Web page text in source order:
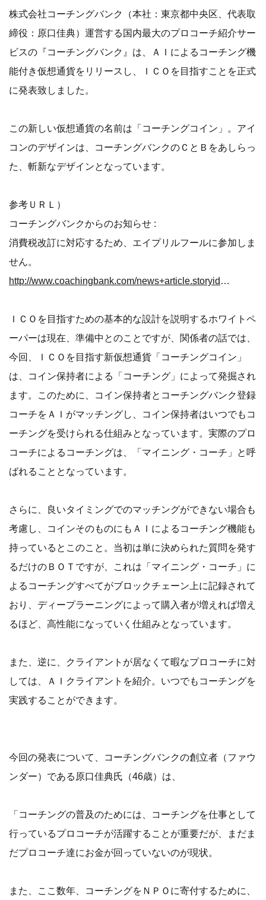
株式会社コーチングバンク（本社：東京都中央区、代表取
締役：原口佳典）運営する国内最大のプロコーチ紹介サー
ビスの『コーチングバンク』は、ＡＩによるコーチング機
能付き仮想通貨をリリースし、ＩＣＯを目指すことを正式
に発表致しました。
この新しい仮想通貨の名前は「コーチングコイン」。アイ
コンのデザインは、コーチングバンクのＣとＢをあしらっ
た、斬新なデザインとなっています。
参考ＵＲＬ）
コーチングバンクからのお知らせ :
消費税改訂に対応するため、エイプリルフールに参加しま
せん。
http://www.coachingbank.com/news+article.storyid+155.htm
ＩＣＯを目指すための基本的な設計を説明するホワイトペ
ーパーは現在、準備中とのことですが、関係者の話では、
今回、ＩＣＯを目指す新仮想通貨「コーチングコイン」
は、コイン保持者による「コーチング」によって発掘され
ます。このために、コイン保持者とコーチングバンク登録
コーチをＡＩがマッチングし、コイン保持者はいつでもコ
ーチングを受けられる仕組みとなっています。実際のプロ
コーチによるコーチングは、「マイニング・コーチ」と呼
ばれることとなっています。
さらに、良いタイミングでのマッチングができない場合も
考慮し、コインそのものにもＡＩによるコーチング機能も
持っているとこのこと。当初は単に決められた質問を発す
るだけのＢＯＴですが、これは「マイニング・コーチ」に
よるコーチングすべてがブロックチェーン上に記録されて
おり、ディープラーニングによって購入者が増えれば増え
るほど、高性能になっていく仕組みとなっています。
また、逆に、クライアントが居なくて暇なプロコーチに対
しては、ＡＩクライアントを紹介。いつでもコーチングを
実践することができます。
今回の発表について、コーチングバンクの創立者（ファウ
ンダー）である原口佳典氏（46歳）は、
「コーチングの普及のためには、コーチングを仕事として
行っているプロコーチが活躍することが重要だが、まだま
だプロコーチ達にお金が回っていないのが現状。
また、ここ数年、コーチングをＮＰＯに寄付するために、